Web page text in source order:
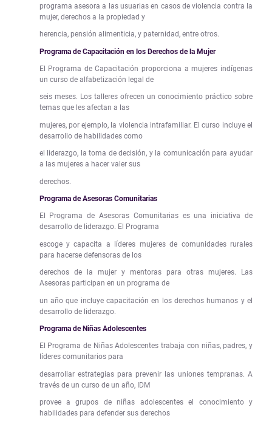
programa asesora a las usuarias en casos de violencia contra la
mujer, derechos a la propiedad y
herencia, pensión alimenticia, y paternidad, entre otros.
Programa de Capacitación en los Derechos de la Mujer
El Programa de Capacitación proporciona a mujeres indígenas
un curso de alfabetización legal de
seis meses. Los talleres ofrecen un conocimiento práctico sobre
temas que les afectan a las
mujeres, por ejemplo, la violencia intrafamiliar. El curso incluye el
desarrollo de habilidades como
el liderazgo, la toma de decisión, y la comunicación para ayudar
a las mujeres a hacer valer sus
derechos.
Programa de Asesoras Comunitarias
El Programa de Asesoras Comunitarias es una iniciativa de
desarrollo de liderazgo. El Programa
escoge y capacita a líderes mujeres de comunidades rurales
para hacerse defensoras de los
derechos de la mujer y mentoras para otras mujeres. Las
Asesoras participan en un programa de
un año que incluye capacitación en los derechos humanos y el
desarrollo de liderazgo.
Programa de Niñas Adolescentes
El Programa de Niñas Adolescentes trabaja con niñas, padres, y
líderes comunitarios para
desarrollar estrategias para prevenir las uniones tempranas. A
través de un curso de un año, IDM
provee a grupos de niñas adolescentes el conocimiento y
habilidades para defender sus derechos